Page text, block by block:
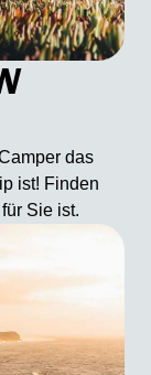
das
ist! Finden
Sie ist.